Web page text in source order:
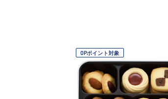
OPポイント対象